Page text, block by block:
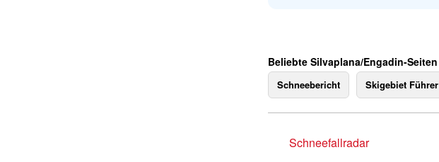
Beliebte Silvaplana/Engadin-Seiten
Schneebericht Skigebiet Führer
Schneefallradar